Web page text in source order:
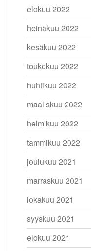
elokuu 2022
heinäkuu 2022
kesäkuu 2022
toukokuu 2022
huhtikuu 2022
maaliskuu 2022
helmikuu 2022
tammikuu 2022
joulukuu 2021
marraskuu 2021
lokakuu 2021
syyskuu 2021
elokuu 2021